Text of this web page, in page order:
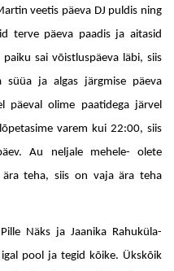
veetis päeva DJ puldis ning
terve päeva paadis ja aitasid
sai võistluspäeva läbi, siis
ja algas järgmise päeva
päeval olime paatidega järvel
varem kui 22:00, siis
Au neljale mehele- olete
teha, siis on vaja ära teha
Näks ja Jaanika Rahuküla-
pool ja tegid kõike. Ükskõik